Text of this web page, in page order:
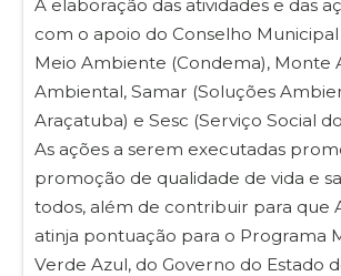
A elaboração das atividades e das
com o apoio do Conselho
Meio Ambiente (Condema), Monte
Ambiental, Samar (Soluções
Araçatuba) e Sesc (Serviço Social
As ações a serem executadas
promoção de qualidade de vida e
todos, além de contribuir para que
atinja pontuação para o Programa
Verde Azul, do Governo do Estado